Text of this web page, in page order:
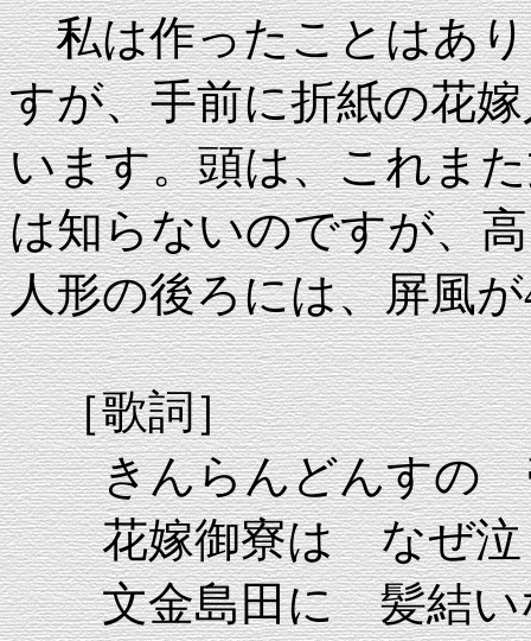
私は作ったことはあり
すが、手前に折紙の花
います。頭は、これま
は知らないのですが、
人形の後ろには、屏風
［歌詞］
きんらんどんすの
花嫁御寮は なぜ泣
文金島田に 髪結い